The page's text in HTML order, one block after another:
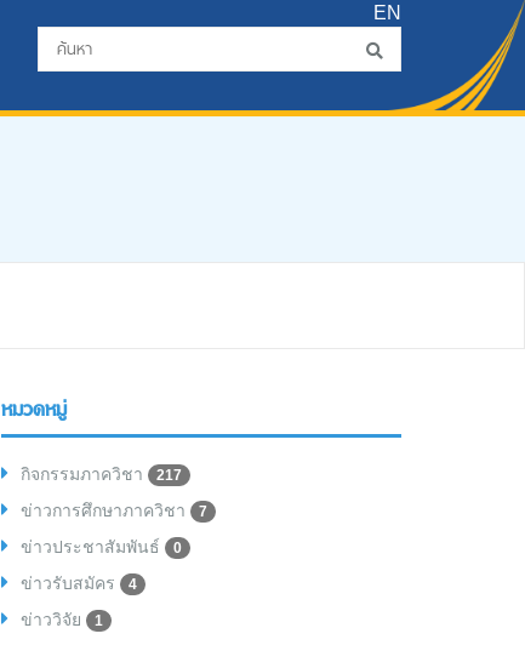
EN
หมวดหมู่
กิจกรรมภาควิชา 217
ข่าวการศึกษาภาควิชา 7
ข่าวประชาสัมพันธ์ 0
ข่าวรับสมัคร 4
ข่าววิจัย 1